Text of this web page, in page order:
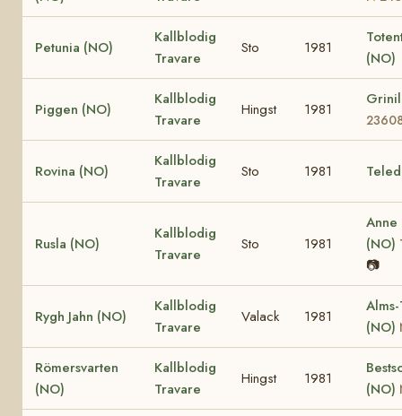
Petunia (NO)
Kallblodig
Travare
Sto 1981
(NO)
Piggen (NO)
Kallblodig
Travare
Hingst 1981
Rovina (NO)
Kallblodig
Travare
Sto 1981
Rusla (NO)
Kallblodig
Travare
Sto 1981
Anne
(NO)
📷
Rygh Jahn (NO)
Kallblodig
Travare
Valack 1981
(NO)
Römersvarten
(NO)
Kallblodig
Travare
Hingst 1981
(NO)